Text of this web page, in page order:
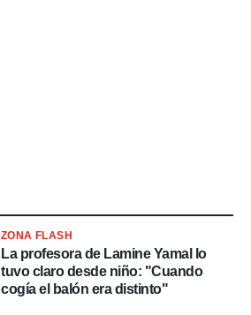
ZONA FLASH
La profesora de Lamine Yamal lo
tuvo claro desde niño: "Cuando
cogía el balón era distinto"